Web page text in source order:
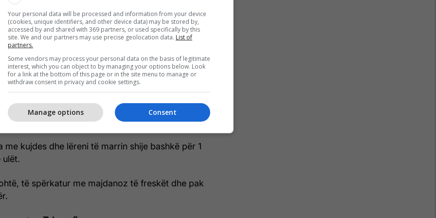
dhe shtoni krem qumështin, qumështin (nëse
arrë moskati. E lëreni të vlojë lehtë për 2-3
të trashet pak.
dhe Parmigiano-n. Përziejeni që djathi të shkrijë
e lëmuar.
në tigan. Nëse është e nevojshme, shtoni disa
për një teksturë më të butë.
me kujdes dhe lëreni të marrin shije bashkë për 1
ulët.
të spërkatur me majdanoz të freskët dhe pak
Your personal data will be processed and information from your device
(cookies, unique identifiers, and other device data) may be stored by,
accessed by and shared with 369 partners, or used specifically by this
site. We and our partners may use precise geolocation data. List of
partners.
Some vendors may process your personal data on the basis of legitimate
interest, which you can object to by managing your options below. Look
for a link at the bottom of this page or in the site menu to manage or
withdraw consent in privacy and cookie settings.
Consent
Manage options